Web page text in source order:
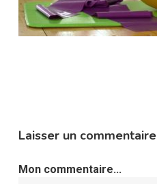
Laisser un commentaire
Mon commentaire...